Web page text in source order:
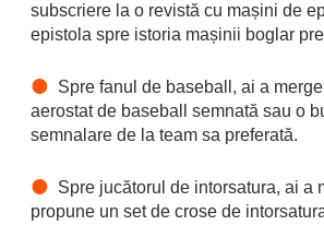
subscriere la o revistă cu mașini de
epistola spre istoria mașinii boglar
Spre fanul de baseball, ai a
aerostat de baseball semnată sau o
semnalare de la team sa preferată.
Spre jucătorul de intorsatura, ai a
propune un set de crose de